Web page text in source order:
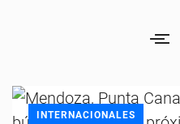
INTERNACIONALES